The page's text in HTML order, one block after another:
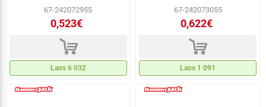
67-242072955
0,523€
d
Laos 6 032
67-242073055
0,622€
d
Laos 1 091